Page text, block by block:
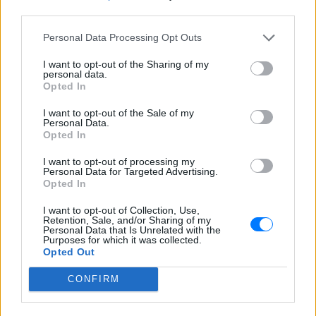
Personal Data Processing Opt Outs
I want to opt-out of the Sharing of my
personal data.
Opted In
I want to opt-out of the Sale of my
Personal Data.
Opted In
I want to opt-out of processing my
Personal Data for Targeted Advertising.
Opted In
I want to opt-out of Collection, Use,
Retention, Sale, and/or Sharing of my
Personal Data that Is Unrelated with the
Purposes for which it was collected.
Opted Out
CONFIRM
ΣΤΗΝ ΙΔΙΑ ΚΑΤΗΓΟΡΙΑ
βίντεο της μεθυσμένης οδηγού
που σκότωσε νύφη ώρες μετά
ΧΤΕΣ
Folly Beach - τώρα νέο υλικό από το
αστυνομικό τμήμα αποκαλύπτει τη
Τροχαίο στις Σέρρες: «Έχασα τη
γυναίκα και το παιδί μου, τα
έχασα όλα» ‑ Ο πόνος του